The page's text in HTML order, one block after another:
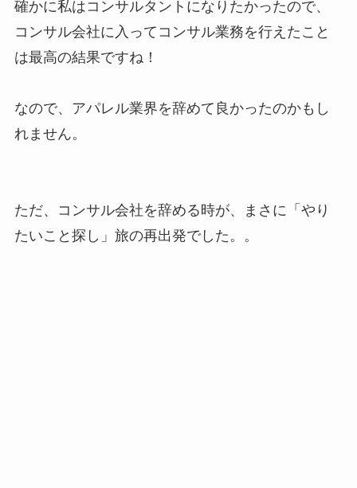
確かに私はコンサルタントになりたかったので、
コンサル会社に入ってコンサル業務を行えたこと
は最高の結果ですね！
なので、アパレル業界を辞めて良かったのかもし
れません。
ただ、コンサル会社を辞める時が、まさに「やり
たいこと探し」旅の再出発でした。。